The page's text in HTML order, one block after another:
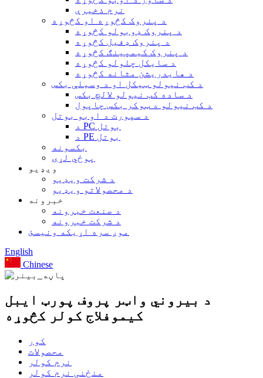
نرم ذخیرې
د پنروک کڅوړه او کڅوړه
د پنروک ډوبولو کڅوړه
د پنروک ډفیل کڅوړه
د پنروک کیمپینګ کڅوړه
د سایکل چلولو کڅوړه
د هایدریشن مثانه کڅوړه
د کب نیولو ټیکل او د وسیلې بکس
د ساده کب نیولو لالچ بکس
د کب نیولو د ټوکر بکس چاپول
د سپورت د اوبو بوتل
د PC بوتل
د PE بوتل
بکسونه
پوځي لړۍ
ویډیو
د شرکت ویډیو
د محصولاتو ویډیو
خبرونه
د صنعت خبرونه
د شرکت خبرونه
موږ سره اړیکه ونیسئ
English
Chinese
د بیروني واټر پروف پورټ ایبل
کیموفلاج کولر کڅوړه
کور
محصولات
نرم کولر
منځنی نرم کولر